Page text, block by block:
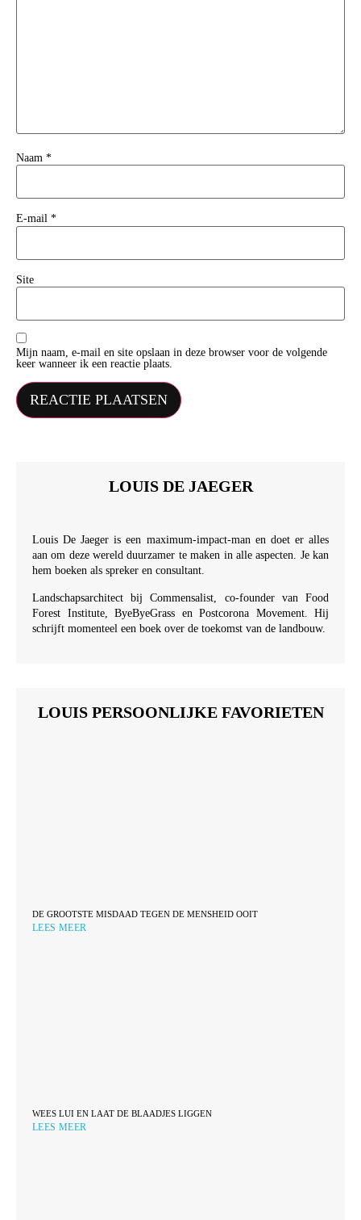
Naam *
E-mail *
Site
Mijn naam, e-mail en site opslaan in deze browser voor de volgende
keer wanneer ik een reactie plaats.
LOUIS DE JAEGER
Louis De Jaeger is een maximum-impact-man en doet er alles
aan om deze wereld duurzamer te maken in alle aspecten. Je kan
hem boeken als spreker en consultant.
Landschapsarchitect bij Commensalist, co-founder van Food
Forest Institute, ByeByeGrass en Postcorona Movement. Hij
schrijft momenteel een boek over de toekomst van de landbouw.
LOUIS PERSOONLIJKE FAVORIETEN
DE GROOTSTE MISDAAD TEGEN DE MENSHEID OOIT
LEES MEER
WEES LUI EN LAAT DE BLAADJES LIGGEN
LEES MEER